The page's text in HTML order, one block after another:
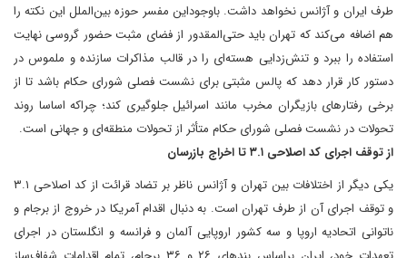
طرف ایران و آژانس نخواهد داشت. باوجوداین مفسر حوزه بین‌الملل این نکته را
هم اضافه می‌کند که تهران باید حتی‌المقدور از فضای مثبت حضور گروسی نهایت
استفاده را ببرد و تنش‌زدایی هسته‌ای را در قالب مذاکرات سازنده و ملموس در
دستور کار قرار دهد که پالس مثبتی برای نشست فصلی شورای حکام باشد تا از
برخی رفتارهای بازیگران مخرب مانند اسرائیل جلوگیری کند؛ چراکه اساسا روند
تحولات در نشست فصلی شورای حکام متأثر از تحولات منطقه‌ای و جهانی است.
از توقف اجرای کد اصلاحی ۳.۱ تا اخراج بازرسان
یکی دیگر از اختلافات بین تهران و آژانس ناظر بر تضاد قرائت از کد اصلاحی ۳.۱
و توقف اجرای آن از طرف تهران است. به دنبال اقدام آمریکا در خروج از برجام و
ناتوانی اتحادیه اروپا و سه کشور اروپایی آلمان و فرانسه و انگلستان در اجرای